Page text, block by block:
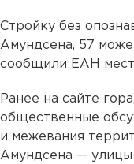
Стройку без
Амундсена, 57
сообщили ЕАН
Ранее на сайте
общественные
и межевания
Амундсена —